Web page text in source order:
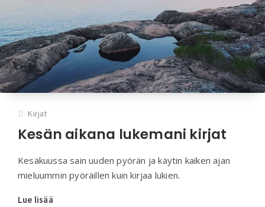
Kirjat
Kesän aikana lukemani kirjat
Kesäkuussa sain uuden pyörän ja käytin kaiken ajan
mieluummin pyöräillen kuin kirjaa lukien.
Lue lisää